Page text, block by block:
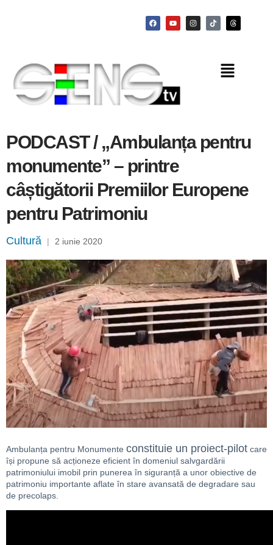
PODCAST / „Ambulanța pentru
monumente” – printre
câștigătorii Premiilor Europene
pentru Patrimoniu
Cultură | 2 iunie 2020
Ambulanța pentru Monumente constituie un proiect-pilot care
își propune să acționeze eficient în domeniul salvgardării
patrimoniului imobil prin punerea în siguranță a unor obiective de
patrimoniu importante aflate în stare avansată de degradare sau
de precolaps.